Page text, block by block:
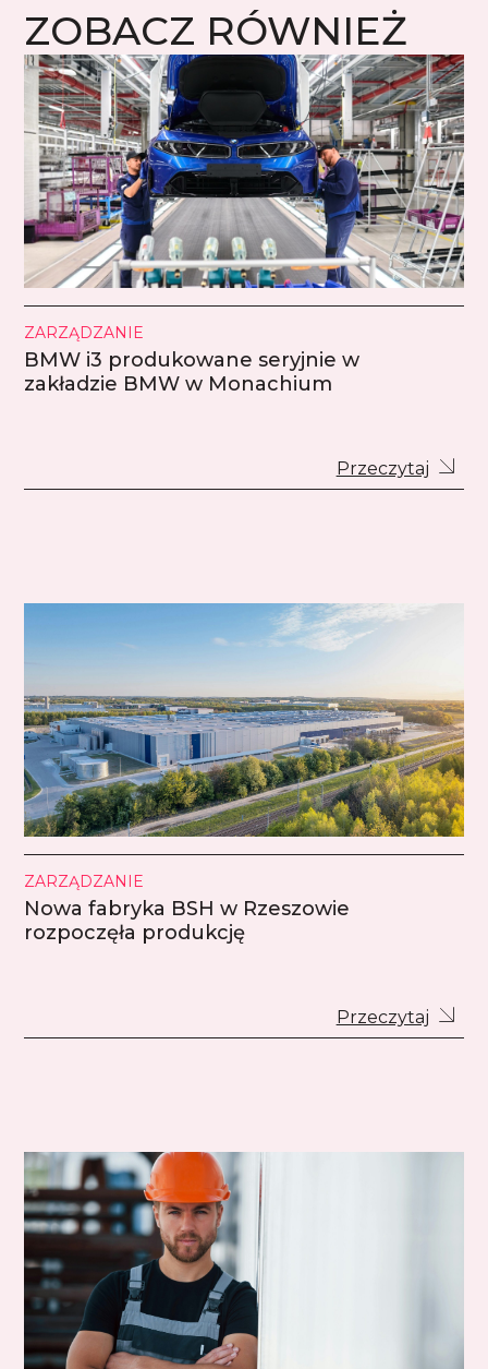
ZOBACZ RÓWNIEŻ
ZARZĄDZANIE
BMW i3 produkowane seryjnie w
zakładzie BMW w Monachium
Przeczytaj
ZARZĄDZANIE
Nowa fabryka BSH w Rzeszowie
rozpoczęła produkcję
Przeczytaj